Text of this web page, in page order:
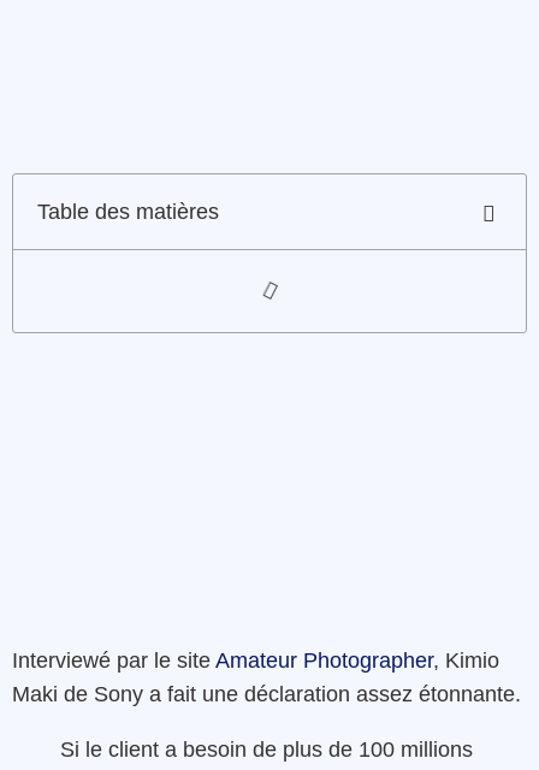
Table des matières
Interviewé par le site Amateur Photographer, Kimio
Maki de Sony a fait une déclaration assez étonnante.
Si le client a besoin de plus de 100 millions